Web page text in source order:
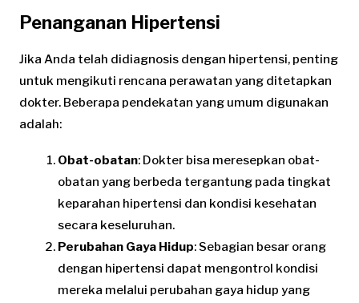
Penanganan Hipertensi
Jika Anda telah didiagnosis dengan hipertensi, penting
untuk mengikuti rencana perawatan yang ditetapkan
dokter. Beberapa pendekatan yang umum digunakan
adalah:
Obat-obatan: Dokter bisa meresepkan obat-
obatan yang berbeda tergantung pada tingkat
keparahan hipertensi dan kondisi kesehatan
secara keseluruhan.
Perubahan Gaya Hidup: Sebagian besar orang
dengan hipertensi dapat mengontrol kondisi
mereka melalui perubahan gaya hidup yang